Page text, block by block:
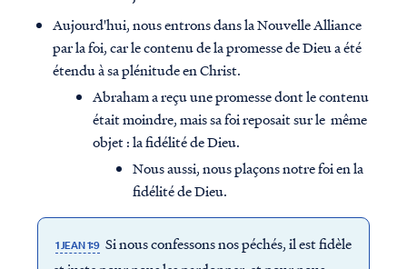
Aujourd'hui, nous entrons dans la Nouvelle Alliance
par la foi, car le contenu de la promesse de Dieu a été
étendu à sa plénitude en Christ.
Abraham a reçu une promesse dont le contenu
était moindre, mais sa foi reposait sur le même
objet : la fidélité de Dieu.
Nous aussi, nous plaçons notre foi en la
fidélité de Dieu.
1 JEAN 1:9 Si nous confessons nos péchés, il est fidèle